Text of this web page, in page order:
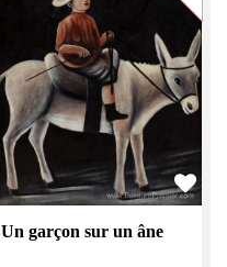
Un garçon sur un âne